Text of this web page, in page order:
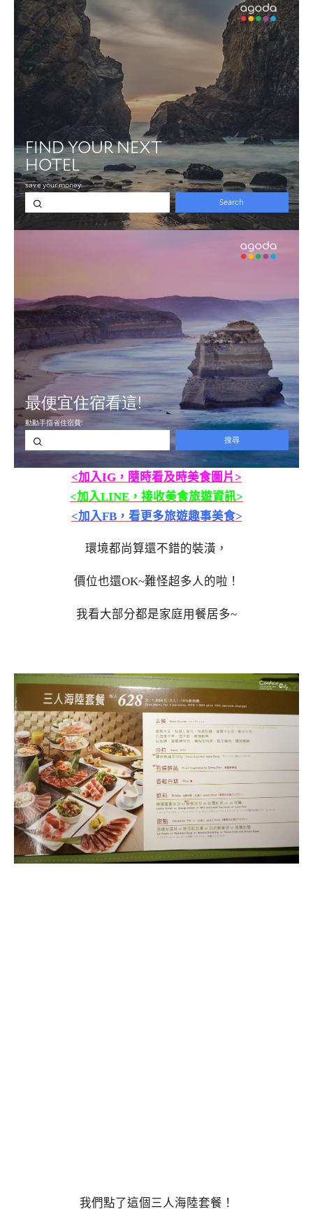
<加入IG，隨時看及時美食圖片>
<加入LINE，接收美食旅遊資訊>
<加入FB，看更多旅遊趣事美食>
環境都尚算還不錯的裝潢，
價位也還OK~難怪超多人的啦！
我看大部分都是家庭用餐居多~
我們點了這個三人海陸套餐！